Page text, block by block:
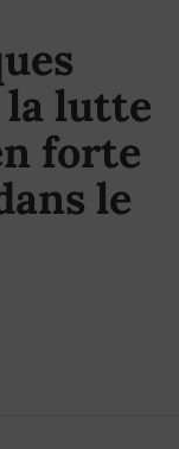
la lutte
forte
le